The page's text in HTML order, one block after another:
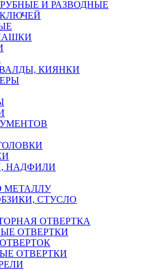
И РАЗВОДНЫЕ
КИЯНКИ
НАДФИЛИ
СТУСЛО
ОТВЕРТКА
ОТВЕРТКИ
ОТВЕРТКИ